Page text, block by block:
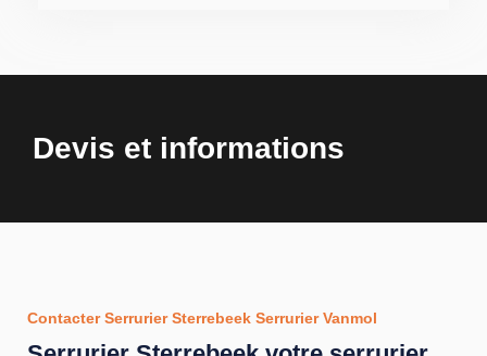
Devis et informations
Contacter Serrurier Sterrebeek Serrurier Vanmol